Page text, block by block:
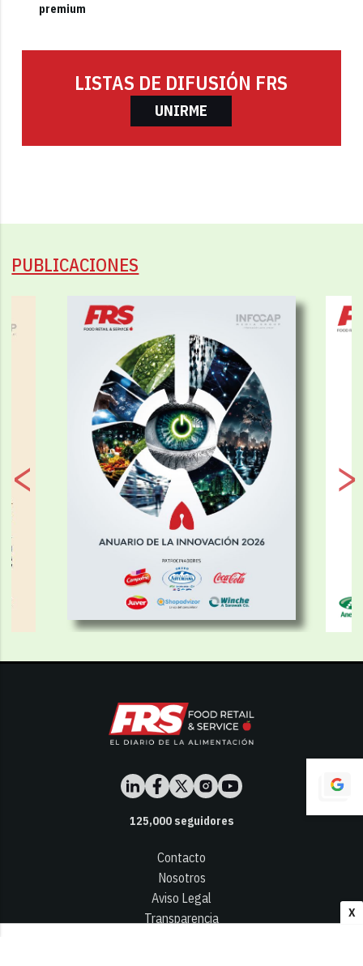
X
premium
LISTAS DE DIFUSIÓN FRS
UNIRME
PUBLICACIONES
125,000seguidores
Contacto
Nosotros
Aviso Legal
Transparencia